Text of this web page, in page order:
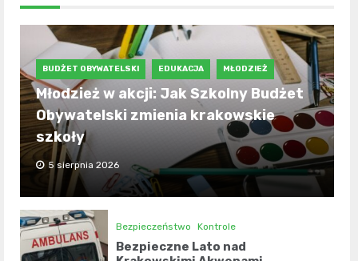
BUDŻET OBYWATELSKI EDUKACJA MŁODZIEŻ
Młodzież w akcji: Jak Szkolny Budżet
Obywatelski zmienia krakowskie
szkoły
5 sierpnia 2026
Bezpieczeństwo Kontrole
Bezpieczne Lato nad